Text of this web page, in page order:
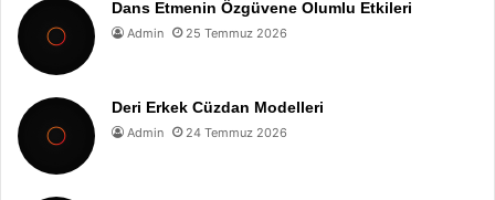
Dans Etmenin Özgüvene Olumlu Etkileri
Admin 25 Temmuz 2026
Deri Erkek Cüzdan Modelleri
Admin 24 Temmuz 2026